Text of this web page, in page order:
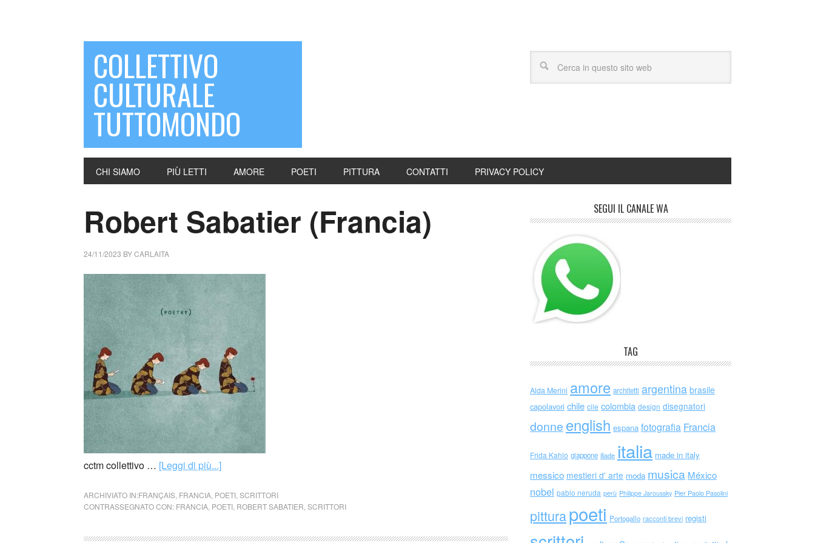
COLLETTIVO
CULTURALE
TUTTOMONDO
CHI SIAMO PIÙ LETTI AMORE POETI PITTURA CONTATTI PRIVACY POLICY
Robert Sabatier (Francia)
24/11/2023 BYCARLAITA
cctm collettivo … [Leggi di più...]
ARCHIVIATO IN:FRANÇAIS FRANCIA POETI SCRITTORI
CONTRASSEGNATO CON: FRANCIA POETI ROBERT SABATIER SCRITTORI
SEGUI IL CANALE WA
TAG
Alda Merini amore architetti argentina brasile
capolavori chile cile colombia design disegnatori
donne english espana fotografia Francia
Frida Kahlo giappone iliade italia made in italy
messico mestieri d' arte moda musica México
nobel pablo neruda perù Philippe Jaroussky Pier Paolo Pasolini
pitturapoeti Portogallo racconti brevi registi